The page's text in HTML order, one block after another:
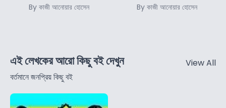
By কাজী আনোয়ার হোসেন By কাজী আনোয়ার হোসেন
এই লেখকের আরো কিছু বই দেখুন
বর্তমানে জনপ্রিয় কিছু বই
View All